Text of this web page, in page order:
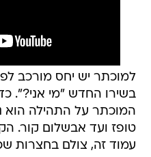
למוכתר יש יחס מורכב
בשירו החדש "מי אני?".
המוכתר על התהילה הוא
טופז ועד אבשלום קור.
עמוד זה, צולם בחצרות